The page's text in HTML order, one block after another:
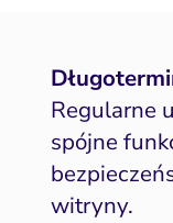
Regularne
spójne
witryny.